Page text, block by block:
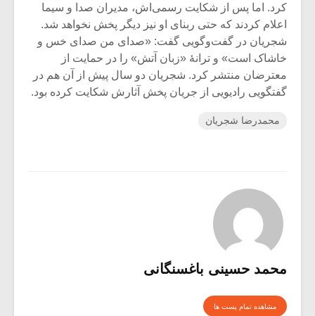
کرد. اما پس از شکایت رسمی‌اش، مدیران صدا و سیما
اعلام کردند که حتی ربنای او نیز دیگر پخش نخواهد شد.
شجریان در گفت‌وگویی گفت: «صدای من صدای خس و
خاشاک است» و ترانهٔ «زبان آتش» را در حمایت از
معترضان منتشر کرد. شجریان دو سال پیش از آن هم در
گفتگویی رادیویی از جریان پخش آثارش شکایت کرده بود.
محمدرضا شجریان
محمد حسینی باغسنگانی
مشاهده تمام پست ها